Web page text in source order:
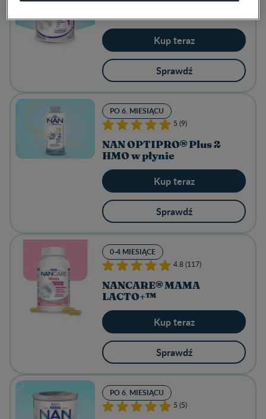
Kup teraz
Sprawdź
PO 6. MIESIĄCU
5 (9)
NAN OPTIPRO® Plus 2
HMO w płynie
Kup teraz
Sprawdź
0-4 MIESIĄCE
4.8 (117)
NANCARE® MAMA
LACTO+™
Kup teraz
Sprawdź
PO 6. MIESIĄCU
5 (5)